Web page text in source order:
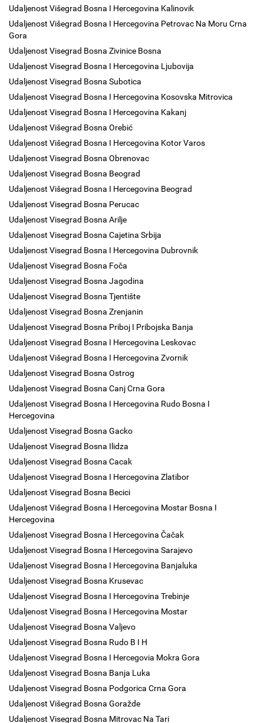
Udaljenost Višegrad Bosna I Hercegovina Kalinovik
Udaljenost Višegrad Bosna I Hercegovina Petrovac Na Moru Crna
Gora
Udaljenost Visegrad Bosna Zivinice Bosna
Udaljenost Visegrad Bosna I Hercegovina Ljubovija
Udaljenost Visegrad Bosna Subotica
Udaljenost Visegrad Bosna I Hercegovina Kosovska Mitrovica
Udaljenost Visegrad Bosna I Hercegovina Kakanj
Udaljenost Višegrad Bosna Orebić
Udaljenost Višegrad Bosna I Hercegovina Kotor Varos
Udaljenost Visegrad Bosna Obrenovac
Udaljenost Visegrad Bosna Beograd
Udaljenost Višegrad Bosna I Hercegovina Beograd
Udaljenost Visegrad Bosna Perucac
Udaljenost Visegrad Bosna Arilje
Udaljenost Visegrad Bosna Cajetina Srbija
Udaljenost Visegrad Bosna I Hercegovina Dubrovnik
Udaljenost Visegrad Bosna Foča
Udaljenost Visegrad Bosna Jagodina
Udaljenost Visegrad Bosna Tjentište
Udaljenost Visegrad Bosna Zrenjanin
Udaljenost Visegrad Bosna Priboj I Pribojska Banja
Udaljenost Visegrad Bosna I Hercegovina Leskovac
Udaljenost Višegrad Bosna I Hercegovina Zvornik
Udaljenost Visegrad Bosna Ostrog
Udaljenost Visegrad Bosna Canj Crna Gora
Udaljenost Visegrad Bosna I Hercegovina Rudo Bosna I
Hercegovina
Udaljenost Visegrad Bosna Gacko
Udaljenost Visegrad Bosna Ilidza
Udaljenost Visegrad Bosna Cacak
Udaljenost Visegrad Bosna I Hercegovina Zlatibor
Udaljenost Visegrad Bosna Becici
Udaljenost Višegrad Bosna I Hercegovina Mostar Bosna I
Hercegovina
Udaljenost Visegrad Bosna I Hercegovina Čačak
Udaljenost Visegrad Bosna I Hercegovina Sarajevo
Udaljenost Visegrad Bosna I Hercegovina Banjaluka
Udaljenost Visegrad Bosna Krusevac
Udaljenost Visegrad Bosna I Hercegovina Trebinje
Udaljenost Visegrad Bosna I Hercegovina Mostar
Udaljenost Visegrad Bosna Valjevo
Udaljenost Visegrad Bosna Rudo B I H
Udaljenost Visegrad Bosna I Hercegovia Mokra Gora
Udaljenost Visegrad Bosna Banja Luka
Udaljenost Visegrad Bosna Podgorica Crna Gora
Udaljenost Višegrad Bosna Goražde
Udaljenost Visegrad Bosna Mitrovac Na Tari